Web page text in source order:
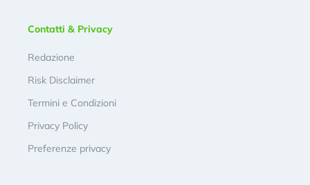
Contatti & Privacy
Redazione
Risk Disclaimer
Termini e Condizioni
Privacy Policy
Preferenze privacy